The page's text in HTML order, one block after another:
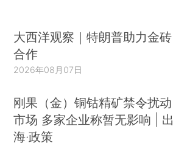
大西洋观察｜特朗普助力金砖
合作
2026年08月07日
刚果（金）铜钴精矿禁令扰动
市场 多家企业称暂无影响 | 出
海·政策